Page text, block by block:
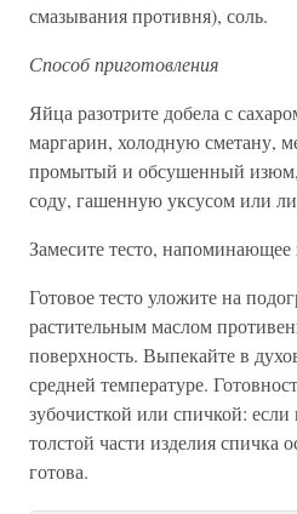
смазывания противня), соль.
Способ приготовления
Яйца разотрите добела с
маргарин, холодную сметану,
промытый и обсушенный
соду, гашенную уксусом или
Замесите тесто, напоминающее
Готовое тесто уложите на
растительным маслом
поверхность. Выпекайте в
средней температуре.
зубочисткой или спичкой:
толстой части изделия спичка
готова.